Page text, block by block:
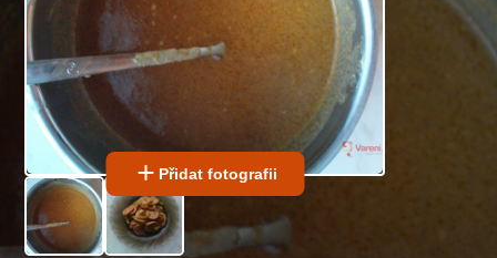
Přidat fotografii